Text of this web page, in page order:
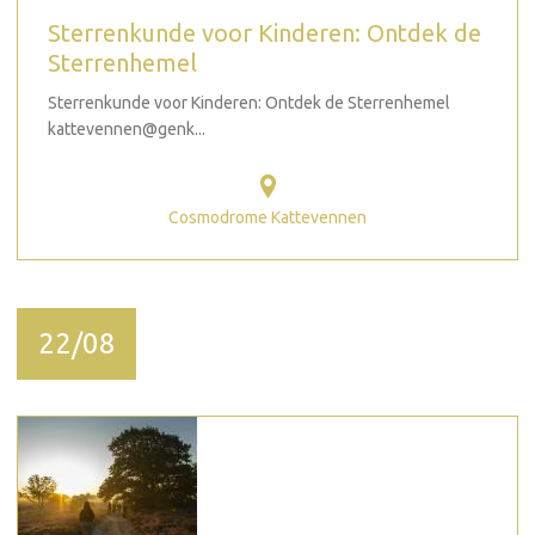
Sterrenkunde voor Kinderen: Ontdek de
Sterrenhemel
Sterrenkunde voor Kinderen: Ontdek de Sterrenhemel
kattevennen@genk...
Cosmodrome Kattevennen
22/08